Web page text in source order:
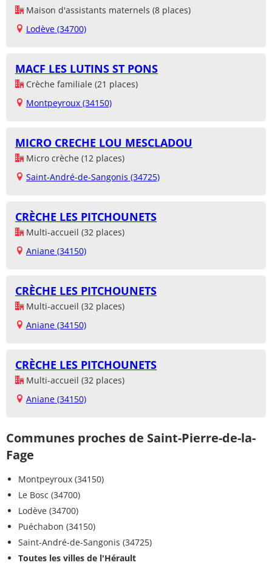
Maison d'assistants maternels (8 places)
Lodève (34700)
MACF LES LUTINS ST PONS
Crèche familiale (21 places)
Montpeyroux (34150)
MICRO CRECHE LOU MESCLADOU
Micro crèche (12 places)
Saint-André-de-Sangonis (34725)
CRÈCHE LES PITCHOUNETS
Multi-accueil (32 places)
Aniane (34150)
CRÈCHE LES PITCHOUNETS
Multi-accueil (32 places)
Aniane (34150)
CRÈCHE LES PITCHOUNETS
Multi-accueil (32 places)
Aniane (34150)
Communes proches de Saint-Pierre-de-la-
Fage
Montpeyroux (34150)
Le Bosc (34700)
Lodève (34700)
Puéchabon (34150)
Saint-André-de-Sangonis (34725)
Toutes les villes de l'Hérault